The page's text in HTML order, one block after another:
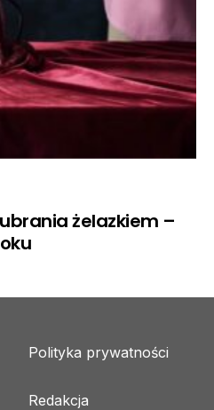
żelazkiem –
Polityka prywatności
Redakcja